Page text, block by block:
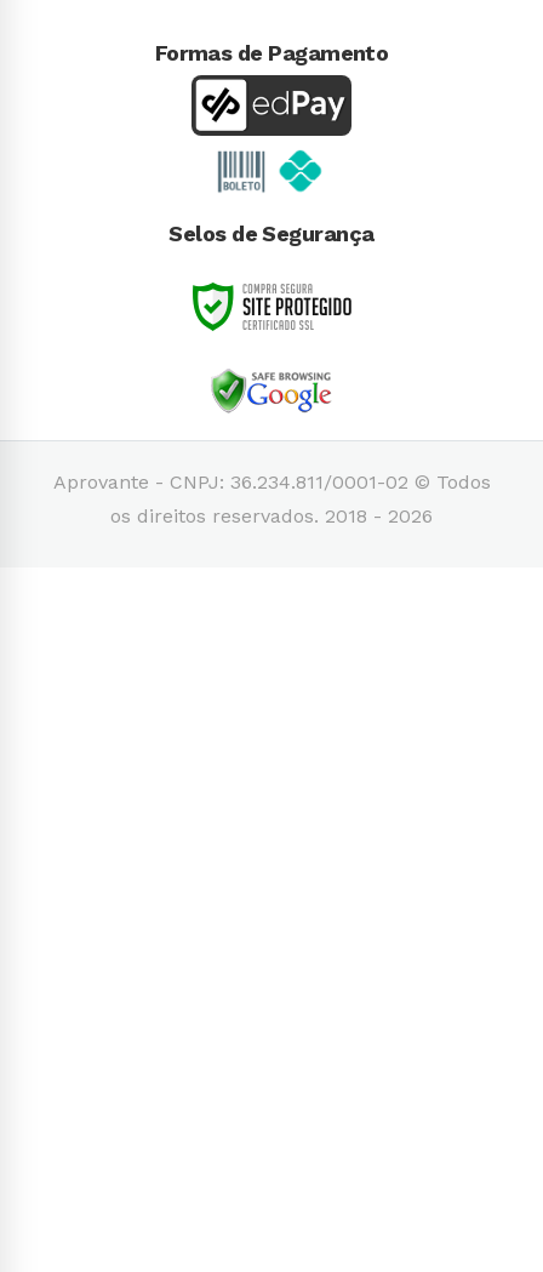
Formas de Pagamento
Selos de Segurança
Aprovante - CNPJ: 36.234.811/0001-02 © Todos
os direitos reservados. 2018 - 2026